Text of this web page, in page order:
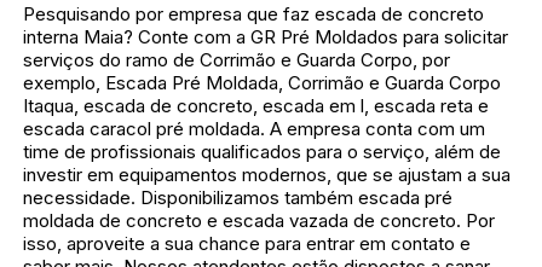
Pesquisando por empresa que faz escada de concreto
interna Maia? Conte com a GR Pré Moldados para solicitar
serviços do ramo de Corrimão e Guarda Corpo, por
exemplo, Escada Pré Moldada, Corrimão e Guarda Corpo
Itaqua, escada de concreto, escada em l, escada reta e
escada caracol pré moldada. A empresa conta com um
time de profissionais qualificados para o serviço, além de
investir em equipamentos modernos, que se ajustam a sua
necessidade. Disponibilizamos também escada pré
moldada de concreto e escada vazada de concreto. Por
isso, aproveite a sua chance para entrar em contato e